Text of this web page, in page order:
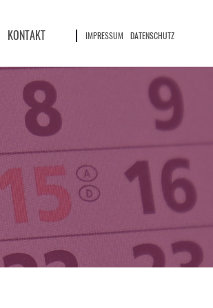
KONTAKT IMPRESSUM DATENSCHUTZ